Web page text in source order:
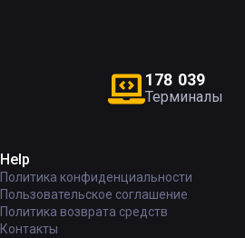
178 039
Терминалы
Help
Политика конфиденциальности
Пользовательское соглашение
Политика возврата средств
Контакты